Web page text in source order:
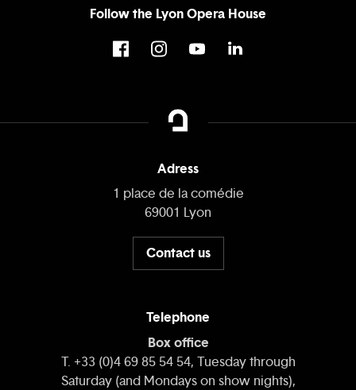
Follow the Lyon Opera House
Adress
1 place de la comédie
69001 Lyon
Contact us
Telephone
Box office
T. +33 (0)4 69 85 54 54, Tuesday through
Saturday (and Mondays on show nights),